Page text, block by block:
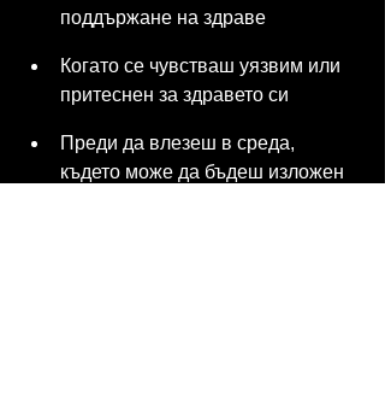
поддържане на здраве
Когато се чувстваш уязвим или
притеснен за здравето си
Преди да влезеш в среда,
където може да бъдеш изложен